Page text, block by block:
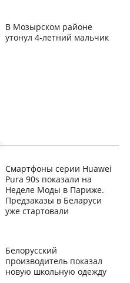
В Мозырском районе
утонул 4-летний мальчик
Смартфоны серии Huawei
Pura 90s показали на
Неделе Моды в Париже.
Предзаказы в Беларуси
уже стартовали
Белорусский
производитель показал
новую школьную одежду